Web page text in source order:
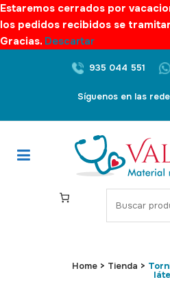
Estaremos cerrados por
los pedidos recibidos se
Gracias. Descartar
935 044 551
Síguenos en las
S
e
c
Home > Tienda >